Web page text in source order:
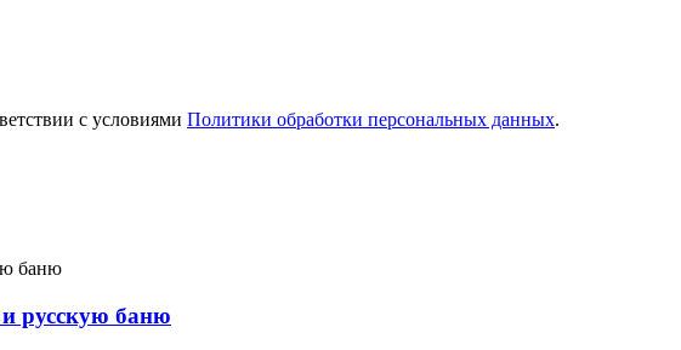
с условиями Политики обработки персональных данных.
русскую баню